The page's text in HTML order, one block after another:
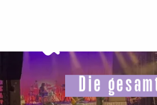
principal
Die